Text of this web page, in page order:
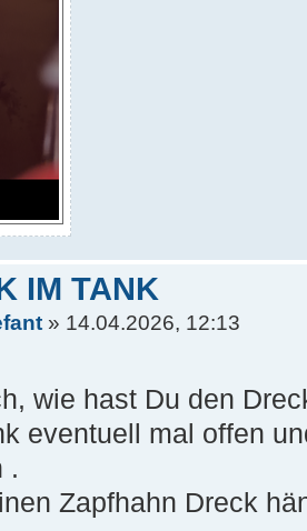
IM TANK
» 14.04.2026, 12:13
wie hast Du den
eventuell mal offen
.
Zapfhahn Dreck